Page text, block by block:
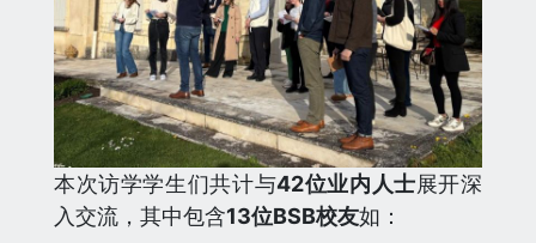
本次访学学生们共计与42位业内人士展开深
入交流，其中包含13位BSB校友如：